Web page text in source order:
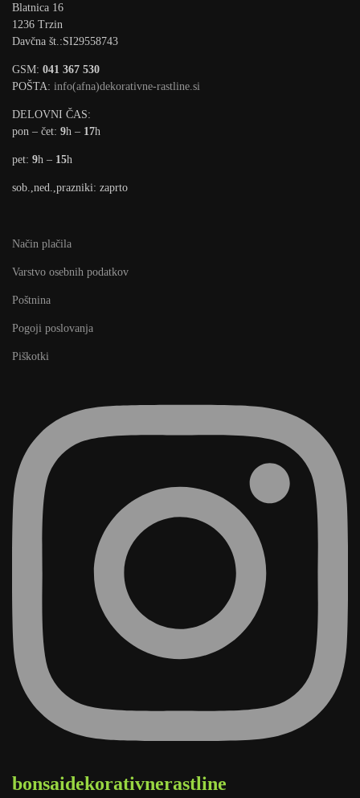
Blatnica 16
1236 Trzin
Davčna št.:SI29558743
GSM: 041 367 530
POŠTA: info(afna)dekorativne-rastline.si
DELOVNI ČAS:
pon – čet: 9h – 17h
pet: 9h – 15h
sob.,ned.,prazniki: zaprto
Način plačila
Varstvo osebnih podatkov
Poštnina
Pogoji poslovanja
Piškotki
bonsaidekorativnerastline